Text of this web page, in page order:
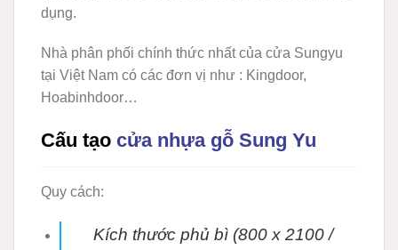
dụng.
Nhà phân phối chính thức nhất của cửa Sungyu
tại Việt Nam có các đơn vị như : Kingdoor,
Hoabinhdoor…
Cấu tạo cửa nhựa gỗ Sung Yu
Quy cách:
Kích thước phủ bì (800 x 2100 /